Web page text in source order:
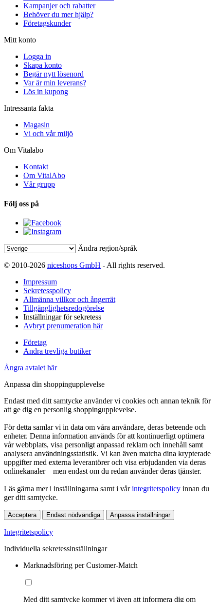
Kampanjer och rabatter
Behöver du mer hjälp?
Företagskunder
Mitt konto
Logga in
Skapa konto
Begär nytt lösenord
Var är min leverans?
Lös in kupong
Intressanta fakta
Magasin
Vi och vår miljö
Om Vitalabo
Kontakt
Om VitalAbo
Vår grupp
Följ oss på
Ändra region/språk
© 2010-2026 niceshops GmbH - All rights reserved.
Impressum
Sekretesspolicy
Allmänna villkor och ångerrät
Tillgänglighetsredogörelse
Inställningar för sekretess
Avbryt prenumeration här
Företag
Andra trevliga butiker
Ångra avtalet här
Anpassa din shoppingupplevelse
Endast med ditt samtycke använder vi cookies och annan teknik för
att ge dig en personlig shoppingupplevelse.
För detta samlar vi in data om våra användare, deras beteende och
enheter. Denna information används för att kontinuerligt optimera
vår webbplats, visa personligt anpassad reklam och innehåll samt
analysera användningsstatistik. Vi kan även matcha dina krypterade
uppgifter med externa leverantörer och visa erbjudanden via deras
onlinekanaler – men endast om du redan använder deras tjänster.
Läs gärna mer i inställningarna samt i vårintegritetspolicy innan du
ger ditt samtycke.
Acceptera Endast nödvändiga Anpassa inställningar
Integritetspolicy
Individuella sekretessinställningar
Marknadsföring per Customer-Match
Med ditt samtycke kommer vi även att informera dig om